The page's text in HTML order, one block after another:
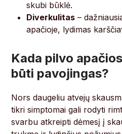
skubi būklė.
Diverkulitas –
apačioje, lydimas
Kada pilvo
būti pavojingas?
Nors daugeliu atvejų
tikri simptomai gali rodyti
svarbu atkreipti dėmesį į